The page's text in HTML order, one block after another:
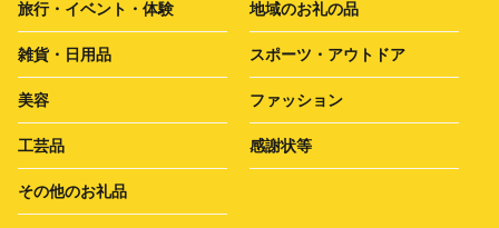
旅行・イベント・体験 地域のお礼の品
雑貨・日用品 スポーツ・アウトドア
美容 ファッション
工芸品 感謝状等
その他のお礼品